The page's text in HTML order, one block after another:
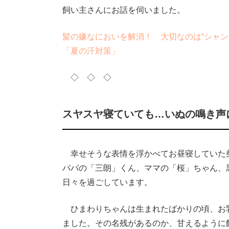
飼い主さんにお話を伺いました。
髪の嫌なにおいを解消！ 大切なのは“シャ
「夏の汗対策」
◇ ◇ ◇
スヤスヤ寝ていても…いぬの鳴き声
幸せそうな表情を浮かべてお昼寝していた
パパの「三朗」くん、ママの「桜」ちゃん
日々を過ごしています。
ひまわりちゃんは生まれたばかりの頃、お
ました。その名残があるのか、甘えるよう